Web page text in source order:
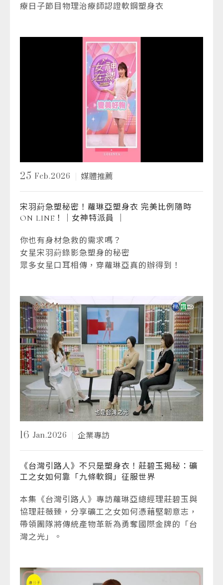
療日子節目物理治療師認證軟鋼塑身衣
25 Feb.2026 媒體推薦
宋羽葤急塑秘密！蘿琳亞塑身衣 完美比例隨時
ON LINE！│女神特派員 │
你也有身材急救的需求嗎？
女星宋羽葤錄影急塑身的秘密
眾多女星口耳相傳，穿蘿琳亞真的辦得到！
16 Jan.2026 企業專訪
《台灣引路人》不只是塑身衣！莊碧玉揭秘：礦
工之女如何靠「九條軟鋼」征服世界
本集《台灣引路人》專訪蘿琳亞總經理莊碧玉與
協理莊薇臻，分享礦工之女如何憑藉堅韌意志，
帶領團隊將傳統產物革新為勇奪國際金牌的「台
灣之光」。